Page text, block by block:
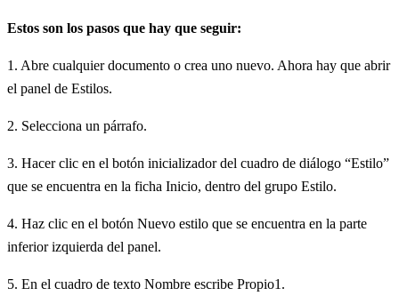
Estos son los pasos que hay que seguir:
1. Abre cualquier documento o crea uno nuevo. Ahora hay que abrir
el panel de Estilos.
2. Selecciona un párrafo.
3. Hacer clic en el botón inicializador del cuadro de diálogo “Estilo”
que se encuentra en la ficha Inicio, dentro del grupo Estilo.
4. Haz clic en el botón Nuevo estilo que se encuentra en la parte
inferior izquierda del panel.
5. En el cuadro de texto Nombre escribe Propio1.